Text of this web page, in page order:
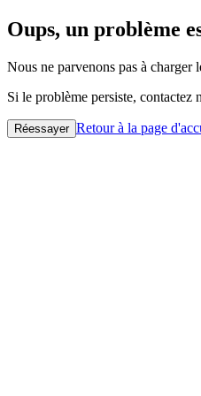
Oups, un problème
Nous ne parvenons pas à charger
Si le problème persiste, contactez
Réessayer Retour à la page